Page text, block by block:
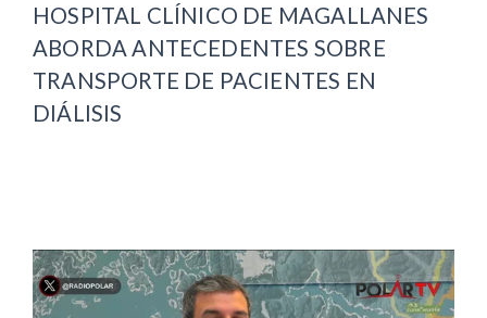
HOSPITAL CLÍNICO DE MAGALLANES
ABORDA ANTECEDENTES SOBRE
TRANSPORTE DE PACIENTES EN
DIÁLISIS